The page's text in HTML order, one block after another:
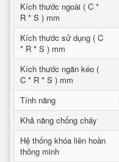
Kích thước ngoài ( C *
R * S ) mm
Kích thước sử dụng ( C
* R * S ) mm
Kích thước ngăn kéo (
C * R * S ) mm
Tính năng
Khả năng chống cháy
Hệ thống khóa liên hoàn
thông minh